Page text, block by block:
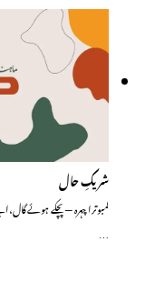
شریکِ حال
لمبوترا چہرہ — پچکے ہوئے
…